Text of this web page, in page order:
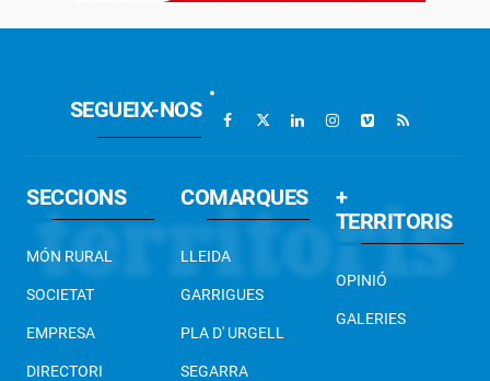
SEGUEIX-NOS
SECCIONS
MÓN RURAL
SOCIETAT
EMPRESA
DIRECTORI
COMARQUES
LLEIDA
GARRIGUES
PLA D' URGELL
SEGARRA
+
TERRITORIS
OPINIÓ
GALERIES